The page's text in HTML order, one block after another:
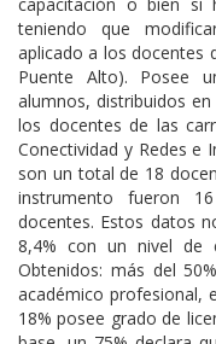
capacitación o bien si
teniendo que
aplicado a los docentes
Puente Alto). Posee
alumnos, distribuidos
los docentes de las
Conectividad y Redes e
son un total de 18
instrumento fueron
docentes. Estos datos
8,4% con un nivel de
Obtenidos: más del
académico profesional,
18% posee grado de